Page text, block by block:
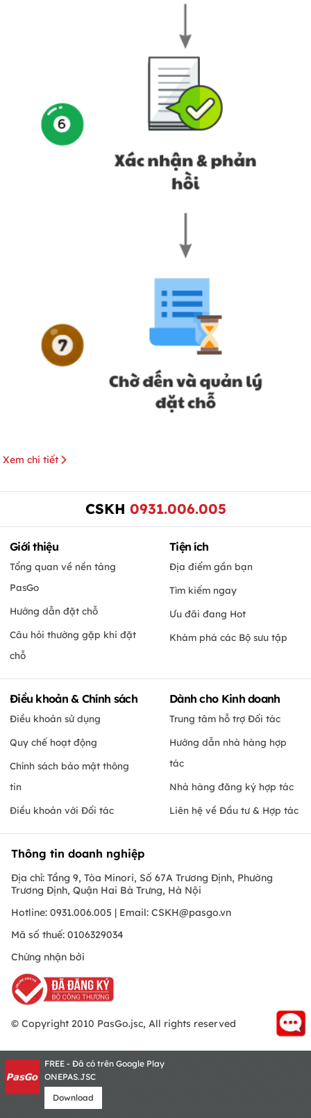
Xem chi tiết
CSKH 0931.006.005
Giới thiệu
Tổng quan về nền tảng
PasGo
Hướng dẫn đặt chỗ
Câu hỏi thường gặp khi đặt
chỗ
Tiện ích
Địa điểm gần bạn
Tìm kiếm ngay
Ưu đãi đang Hot
Khám phá các Bộ sưu tập
Điều khoản & Chính sách
Điều khoản sử dụng
Quy chế hoạt động
Chính sách bảo mật thông
tin
Điều khoản với Đối tác
Dành cho Kinh doanh
Trung tâm hỗ trợ Đối tác
Hướng dẫn nhà hàng hợp
tác
Nhà hàng đăng ký hợp tác
Liên hệ về Đầu tư & Hợp tác
Thông tin doanh nghiệp
Địa chỉ: Tầng 9, Tòa Minori, Số 67A Trương Định, Phường
Trương Định, Quận Hai Bà Trưng, Hà Nội
Hotline: 0931.006.005 | Email: CSKH@pasgo.vn
Mã số thuế: 0106329034
Chứng nhận bởi
© Copyright 2010 PasGo.jsc, All rights reserved
FREE - Đã có trên Google Play
ONEPAS.JSC
Download